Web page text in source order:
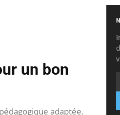
un bon
adaptée.